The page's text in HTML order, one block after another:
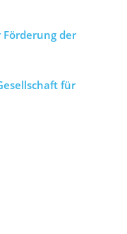
Förderung der
für